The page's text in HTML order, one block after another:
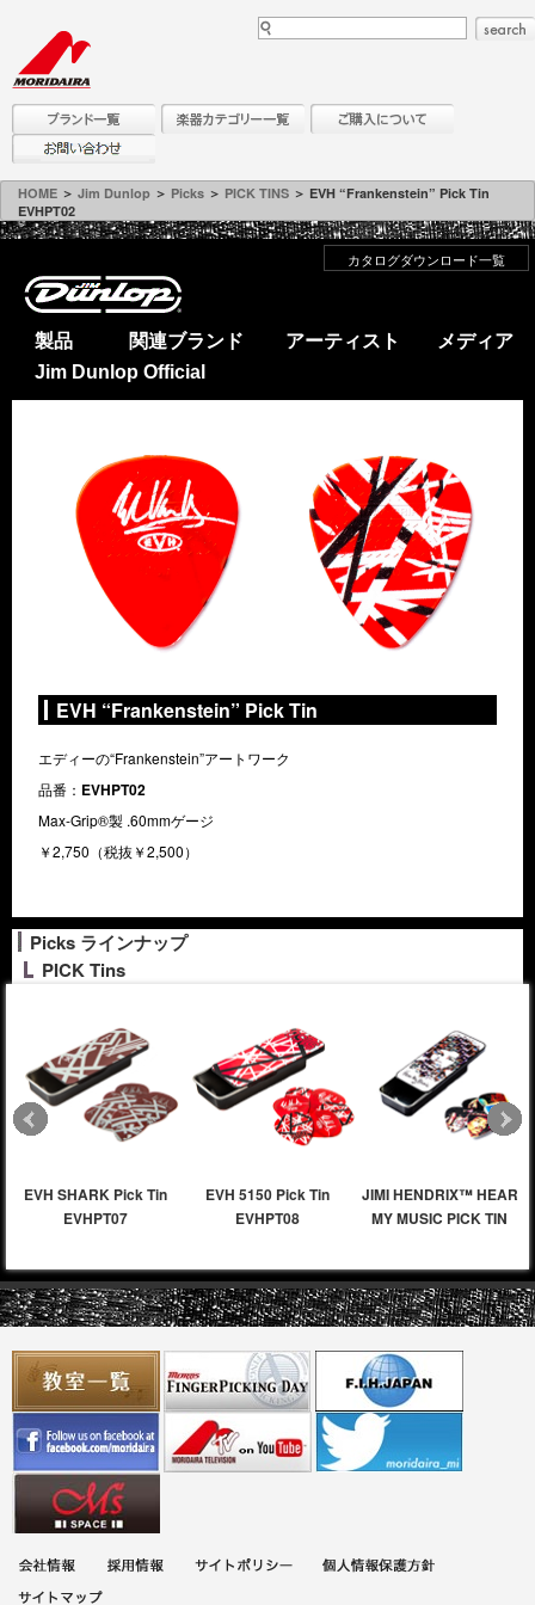
HOME ＞ Jim Dunlop ＞ Picks ＞ PICK TINS ＞ EVH “Frankenstein” Pick Tin
EVHPT02
カタログダウンロード一覧
製品 関連ブランド アーティスト
メディア
Jim Dunlop Official
EVH “Frankenstein” Pick Tin
エディーの“Frankenstein”アートワーク
品番： EVHPT02
Max-Grip®製 .60mmゲージ
￥2,750（税抜￥2,500）
Picks ラインナップ
PICK Tins
EVH SHARK Pick Tin
EVHPT07
EVH 5150 Pick Tin
EVHPT08
JIMI HENDRIX™ HEAR
MY MUSIC PICK TIN